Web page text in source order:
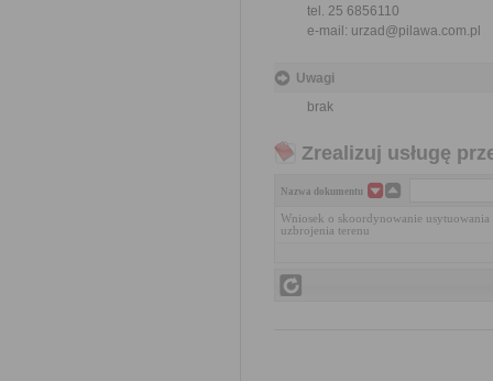
tel. 25 6856110
e-mail: urzad@pilawa.com.pl
Uwagi
brak
Zrealizuj usługę
Nazwa dokumentu
Wniosek o skoordynowanie
uzbrojenia terenu